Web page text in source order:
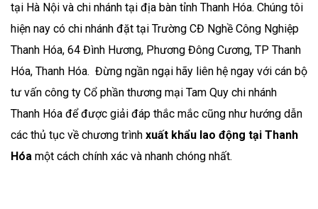
tại Hà Nội và chi nhánh tại địa bàn tỉnh Thanh Hóa. Chúng tôi
hiện nay có chi nhánh đặt tại Trường CĐ Nghề Công Nghiệp
Thanh Hóa, 64 Đình Hương, Phương Đông Cương, TP Thanh
Hóa, Thanh Hóa. Đừng ngần ngại hãy liên hệ ngay với cán bộ
tư vấn công ty Cổ phần thương mại Tam Quy chi nhánh
Thanh Hóa để được giải đáp thắc mắc cũng như hướng dẫn
các thủ tục về chương trình xuất khẩu lao động tại Thanh
Hóa một cách chính xác và nhanh chóng nhất.